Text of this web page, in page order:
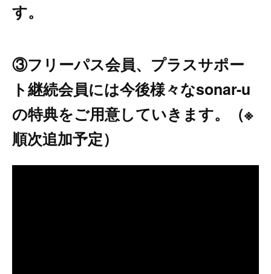
す。
③フリーパス会員、プラスサポー
ト継続会員には今後様々なsonar-u
の特典をご用意していきます。（※
順次追加予定）